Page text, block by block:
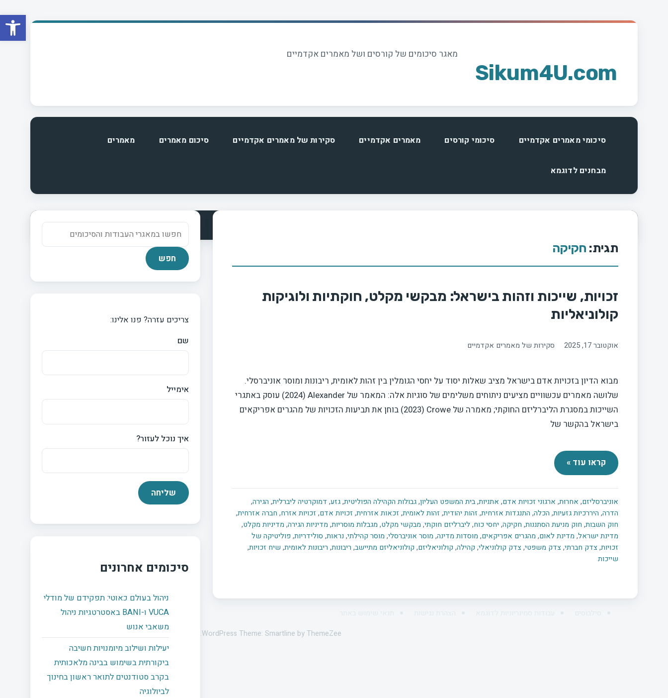
Sikum4U.com
מאגר סיכומים של קורסים ושל מאמרים אקדמיים
סיכומי מאמרים אקדמיים סיכומי קורסים מאמרים אקדמיים סקירות של מאמרים אקדמיים סיכום מאמרים מאמרים
מבחנים לדוגמא
תגית: חקיקה
זכויות, שייכות וזהות בישראל: מבקשי מקלט, חוקתיות ולוגיקות
קולוניאליות
אוקטובר 17, 2025 סקירות של מאמרים אקדמיים
מבוא הדיון בזכויות אדם בישראל מציב שאלות יסוד על יחסי הגומלין בין זהות לאומית, ריבונות ומוסר אוניברסלי.
שלושה מאמרים עכשוויים מציעים ניתוחים משלימים של סוגיות אלה: המאמר של Alexander ‏(2024) עוסק באתגרי
השייכות במסגרת הליברליזם החוקתי; מאמרה של Crowe ‏(2023) בוחן את תביעות הזכויות של מהגרים אפריקאים
בישראל בהקשר של
קראו עוד »
אוניברסליזם, אחרוּת, ארגוני זכויות אדם, אתניות,בית המשפט העליון,גבולות הקהילה הפוליטית,גזע, דמוקרטיה ליברלית, הגירה,
הדרה, היררכיות גזעיות, הכלה, התנגדות אזרחית, זהות יהודית, זהות לאומית, זכאות אזרחית, זכויות אדם, זכויות אזרח, חברה אזרחית,
חוק השבות, חוק מניעת הסתננות, חקיקה, יחסי כוח,ליברליזם חוקתי, מבקשי מקלט, מגבלות מוסריות, מדיניות הגירה, מדיניות מקלט,
מדינת ישראל, מדינת לאום, מהגרים אפריקאים, מוסדות מדינה, מוסר אוניברסלי, מוסר קהילתי, נראות, סולידריות, פוליטיקה של
זכויות,צדק חברתי,צדק משפטי,צדק קולוניאלי, קהילה, קולוניאליזם, קולוניאליזם מתיישב, ריבונות, ריבונות לאומית, שיח זכויות,
שייכות
צריכים עזרה? פנו אלינו:
שם
אימייל
איך נוכל לעזור?
סיכומים אחרונים
ניהול בעולם כאוטי: תפקידם של מודלי
VUCA ו-BANI באסטרטגיות ניהול
משאבי אנוש
יעילות ושילוב מיומנויות חשיבה
ביקורתית בשימוש בבינה מלאכותית
בקרב סטודנטים לתואר ראשון בחינוך
לביולוגיה
WordPress Theme: Smartline by ThemeZee.
פתח